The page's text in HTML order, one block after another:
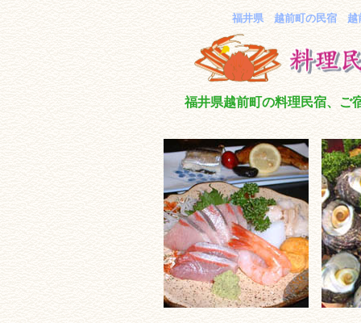
福井県 越前町の民宿
福井県越前町の料理民宿、ご